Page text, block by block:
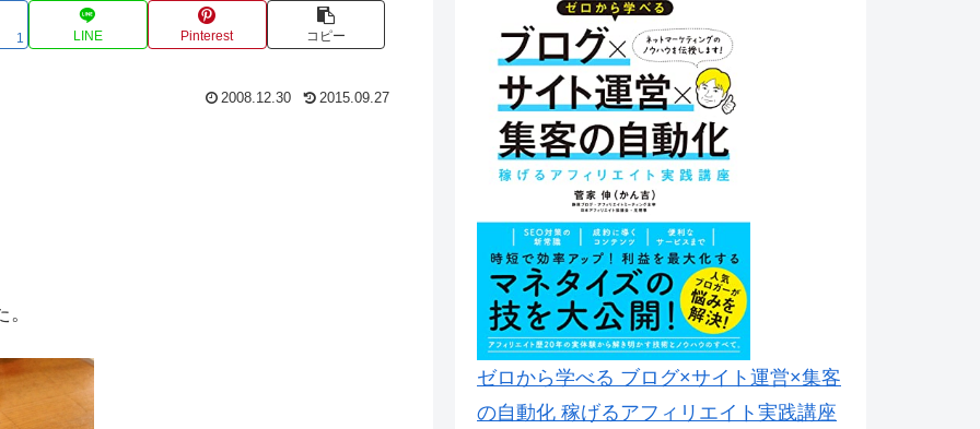
1 LINE Pinterest コピー
2008.12.30 2015.09.27
ゼロから学べる ブログ×サイト運営×集客
の自動化 稼げるアフィリエイト実践講座